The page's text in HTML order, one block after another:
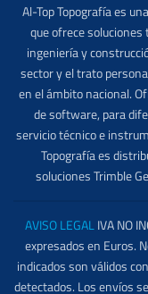
Al-Top Topografía es
que ofrece
ingeniería y
sector y el trato
en el ámbito nacional.
de software, para
servicio técnico e
Topografía es
soluciones Trimble
AVISO LEGALIVA NO
expresados en Euros.
indicados son válidos
detectados. Los envíos